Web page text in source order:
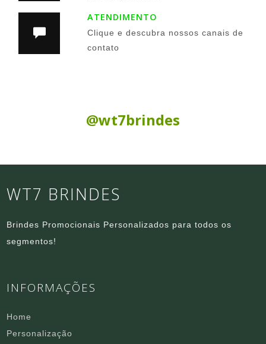
ATENDIMENTO
Clique e descubra nossos canais de
contato
@wt7brindes
WT7 BRINDES
Brindes Promocionais Personalizados para todos os
segmentos!
INFORMAÇÕES
Home
Personalização